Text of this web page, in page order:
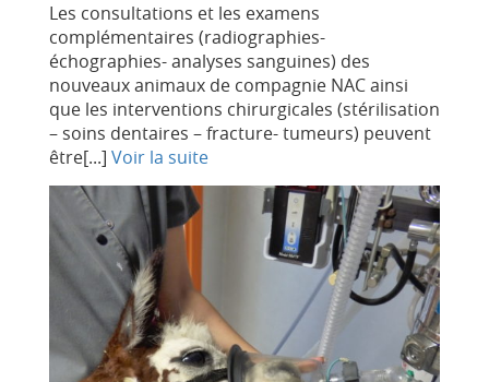
Les consultations et les examens
complémentaires (radiographies-
échographies- analyses sanguines) des
nouveaux animaux de compagnie NAC ainsi
que les interventions chirurgicales (stérilisation
– soins dentaires – fracture- tumeurs) peuvent
être[...] Voir la suite